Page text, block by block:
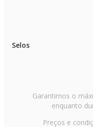
Selos
Garantimos o
enquanto
Preços e